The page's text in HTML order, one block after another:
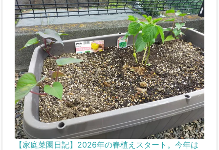
【家庭菜園日記】2026年の春植えスタート。今年は